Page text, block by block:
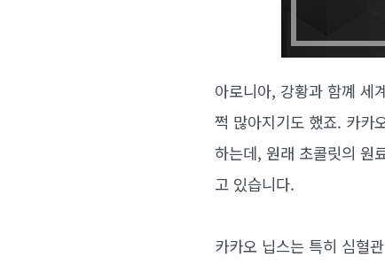
아로니아, 강황과 함꼐 세
쩍 많아지기도 했죠. 카카
하는데, 원래 초콜릿의 원
고 있습니다.
카카오 닙스는 특히 심혈